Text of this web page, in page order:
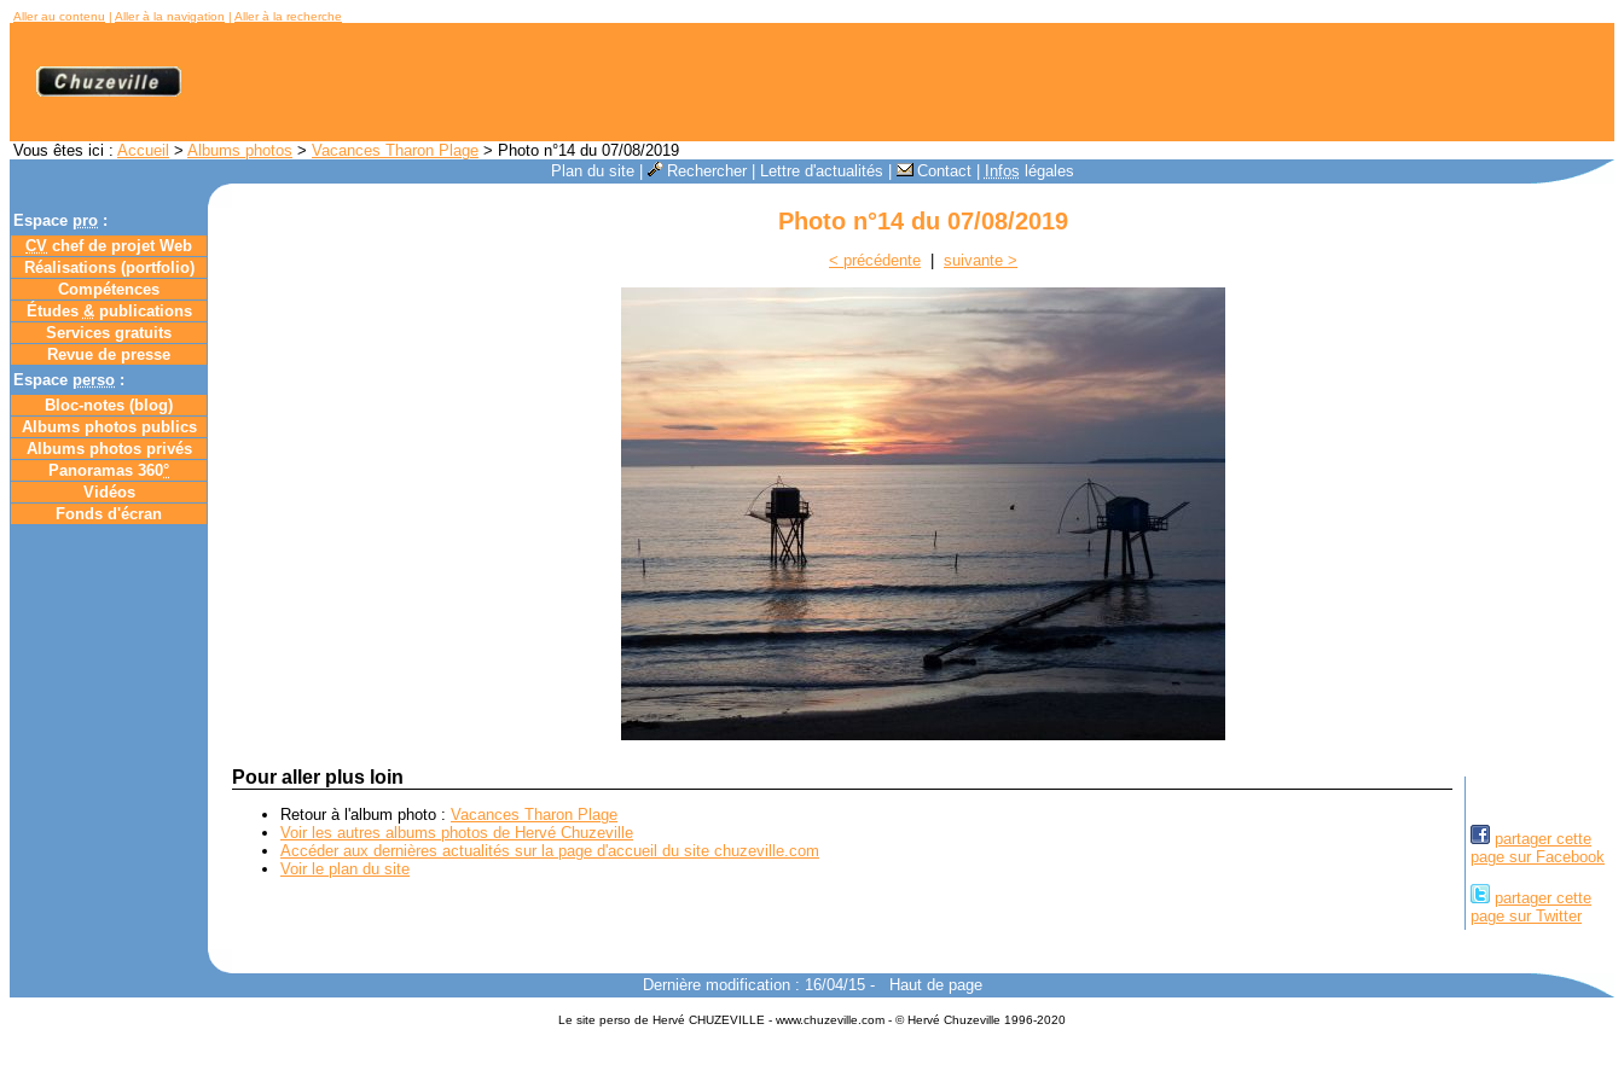
Aller au contenu | Aller à la navigation | Aller à la recherche
Vous êtes ici : Accueil > Albums photos > Vacances Tharon Plage > Photo n°14 du 07/08/2019
Plan du site| Rechercher| Lettre d'actualités Contact| Infos légales
Espace pro :
CV chef de projet Web
Réalisations (portfolio)
Compétences
Études &publications
Services gratuits
Revue de presse
Espace perso :
Bloc-notes (blog)
Albums photos publics
Albums photos privés
Panoramas 360°
Vidéos
Fonds d'écran
Photo n°14 du 07/08/2019
< précédente suivante >
partager cette
page sur Facebook
partager cette
page sur Twitter
Pour aller plus loin
Retour à l'album photo : Vacances Tharon Plage
Voir les autres albums photos de Hervé Chuzeville
Accéder aux dernières actualités sur la page d'accueil du site chuzeville.com
Voir le plan du site
Dernière modification : 16/04/15- Haut de page
Le site perso de Hervé CHUZEVILLE - www.chuzeville.com - © Hervé Chuzeville 1996-2020